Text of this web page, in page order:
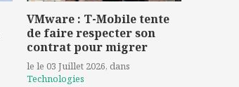
VMware : T-Mobile tente
de faire respecter son
contrat pour migrer
le le 03 Juillet 2026, dans
Technologies